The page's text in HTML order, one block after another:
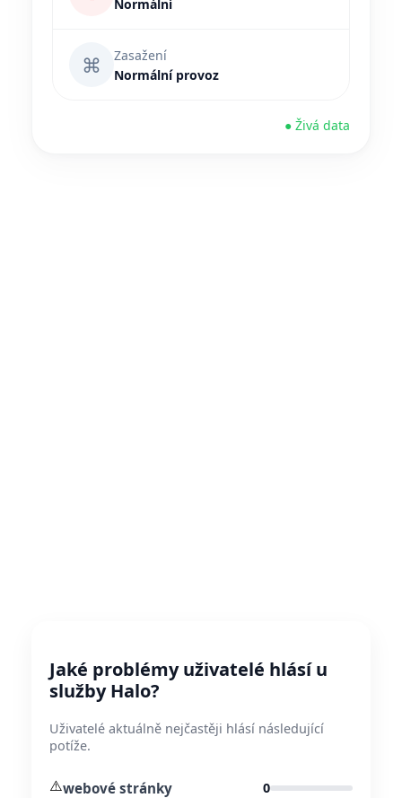
Normální
⌘
Zasažení
Normální provoz
● Živá data
Jaké problémy uživatelé hlásí u
služby Halo?
Uživatelé aktuálně nejčastěji hlásí následující
potíže.
⚠️webové stránky 0